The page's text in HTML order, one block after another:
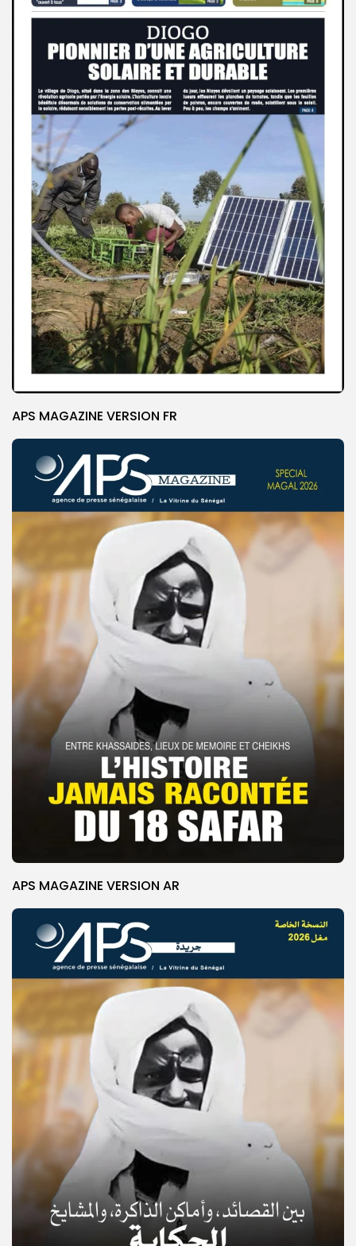
© Copyright 2025, APS
APS MAGAZINE VERSION FR
APS MAGAZINE VERSION AR